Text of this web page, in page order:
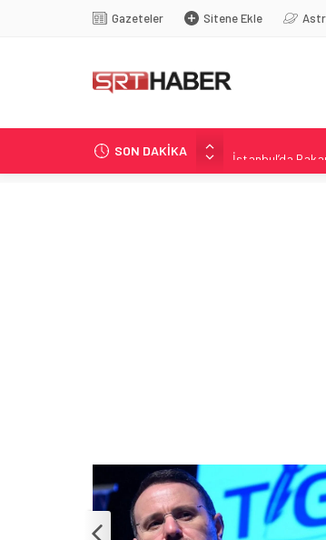
Gazeteler Sitene Ekle
SON DAKİKA
İstanbul’da
Ekenler Beton